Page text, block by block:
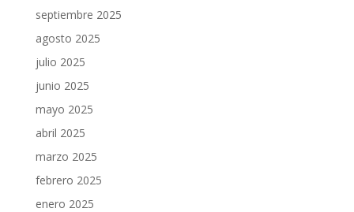
septiembre 2025
agosto 2025
julio 2025
junio 2025
mayo 2025
abril 2025
marzo 2025
febrero 2025
enero 2025